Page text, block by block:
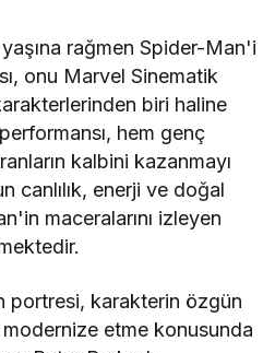
rağmen Spider-Man'i
onu Marvel Sinematik
biri haline
hem genç
kalbini kazanmayı
canlılık, enerji ve doğal
maceralarını izleyen
portresi, karakterin özgün
etme konusunda